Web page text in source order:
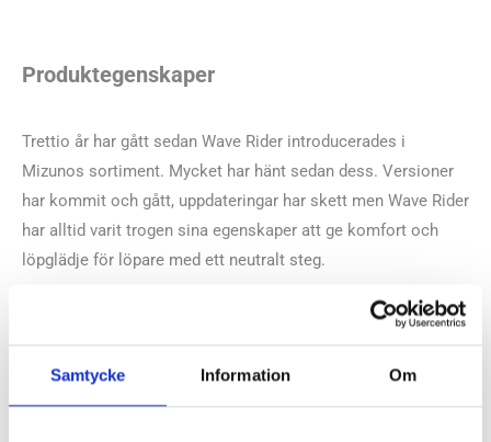
Samtycke Information Om
Produktegenskaper
Trettio år har gått sedan Wave Rider introducerades i
Mizunos sortiment. Mycket har hänt sedan dess. Versioner
har kommit och gått, uppdateringar har skett men Wave Rider
har alltid varit trogen sina egenskaper att ge komfort och
löpglädje för löpare med ett neutralt steg.
Version nummer 30 håller fast vid de egenskaperna men gör
det genom en rad uppdateringar. Till att börja med kliver man
ett klart steg upp i form av tjockleken på mellansulan. Cirka
4 mm har adderats mot tidigare version och i samma veva